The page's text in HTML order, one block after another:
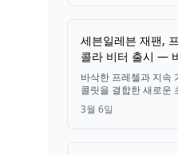
세븐일레븐 재팬,
콜라 비터 출시 —
짭짤한 맛의 조화
바삭한 프레첼과 지속
콜릿을 결합한 새로운
일부터 전국 세븐일레
다.
3월 6일